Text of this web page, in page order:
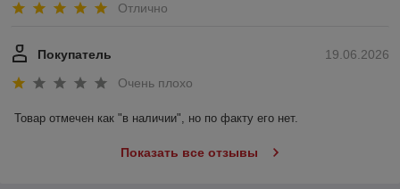
Отлично
19.06.2026
Покупатель
Очень плохо
Товар отмечен как "в наличии", но по факту его нет.
Показать все отзывы